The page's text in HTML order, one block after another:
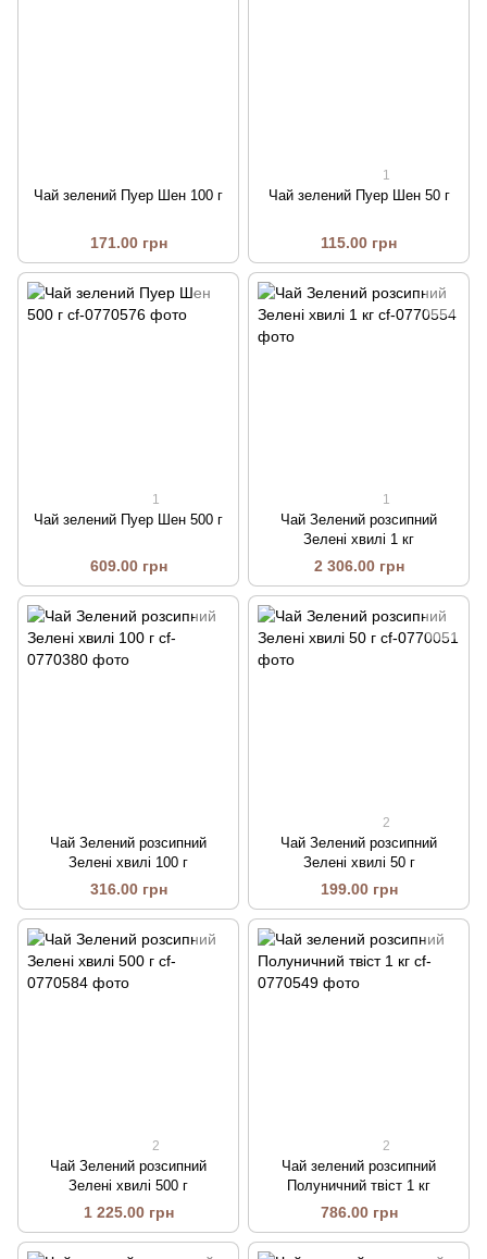
Чай зелений Пуер Шен 100 г
171.00 грн
1
Чай зелений Пуер Шен 50 г
115.00 грн
1
Чай зелений Пуер Шен 500 г
609.00 грн
1
Чай Зелений розсипний
Зелені хвилі 1 кг
2 306.00 грн
Чай Зелений розсипний
Зелені хвилі 100 г
316.00 грн
2
Чай Зелений розсипний
Зелені хвилі 50 г
199.00 грн
2
Чай Зелений розсипний
Зелені хвилі 500 г
1 225.00 грн
2
Чай зелений розсипний
Полуничний твіст 1 кг
786.00 грн